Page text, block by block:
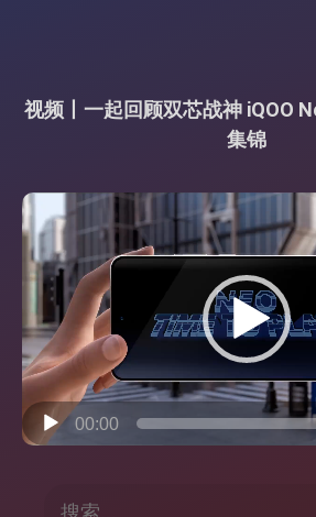
视频丨一起回顾双芯战神 iQOO
集锦
视
频
播
放
器
00:00